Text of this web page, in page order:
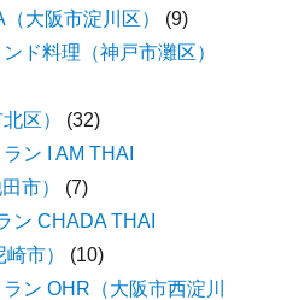
大阪市淀川区）
(9)
ド料理（神戸市灘区）
区）
(32)
ン I AM THAI
市）
(7)
ン CHADA THAI
市）
(10)
ン OHR（大阪市西淀川